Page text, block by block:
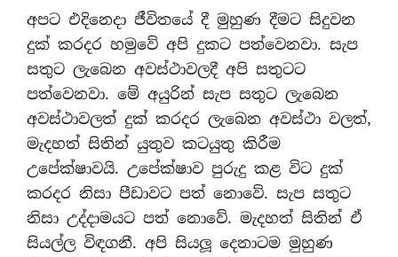
අපට එදිනෙදා ජීවිතයේ දී මුහුණ දීමට සිදුවන
දුක් කරදර හමුවේ අපි දුකට පත්වෙනවා. සැප
සතුට ලැබෙන අවස්ථාවලදී අපි සතුටට
පත්වෙනවා. මේ අයුරින් සැප සතුට ලැබෙන
අවස්ථාවලත් දුක් කරදර ලැබෙන අවස්ථා වලත්,
මැදහත් සිතින් යුතුව කටයුතු කිරීම
උපේක්ෂාවයි. උපේක්ෂාව පුරුදු කළ විට දුක්
කරදර නිසා පීඩාවට පත් නොවේ. සැප සතුට
නිසා උද්දාමයට පත් නොවේ. මැදහත් සිතින් ඒ
සියල්ල විඳගනී. අපි සියලූ දෙනාටම මුහුණ